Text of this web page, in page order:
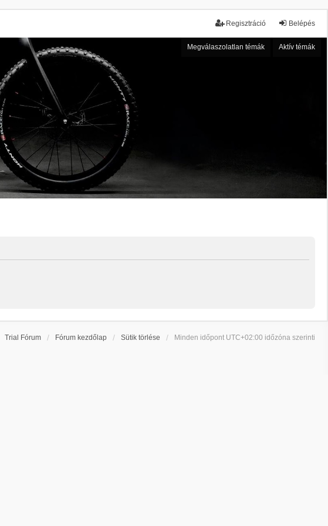
Belépés
Regisztráció
Megválaszolatlan témák Aktív témák
Trial Fórum Fórum kezdőlap Sütik törlése Minden időpont UTC+02:00 időzóna szerinti